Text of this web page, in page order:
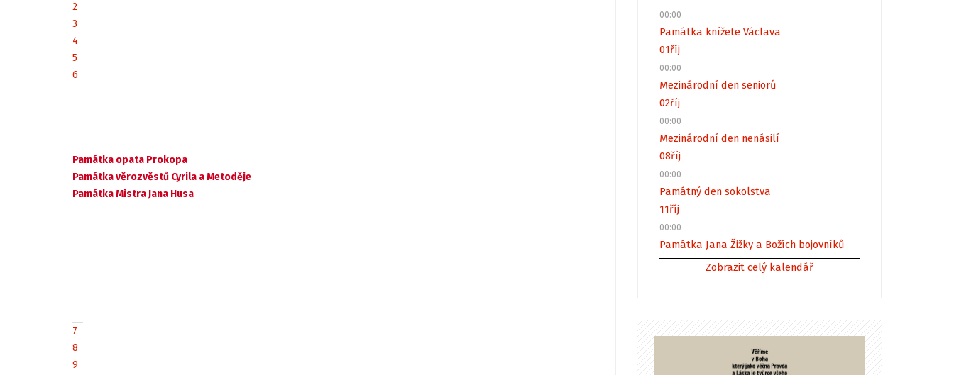
2
3
4
5
6
Památka opata Prokopa
Památka věrozvěstů Cyrila a Metoděje
Památka Mistra Jana Husa
7
8
9
00:00
Památka knížete Václava
01říj
00:00
Mezinárodní den seniorů
02říj
00:00
Mezinárodní den nenásilí
08říj
00:00
Památný den sokolstva
11říj
00:00
Památka Jana Žižky a Božích bojovníků
Zobrazit celý kalendář